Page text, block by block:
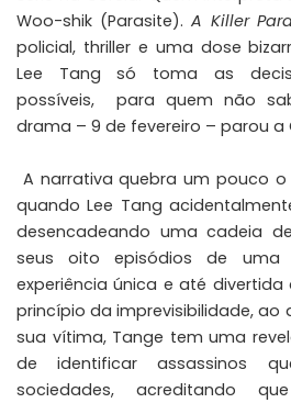
Woo-shik (Parasite).A Killer
policial, thriller e uma dose
Lee Tang só toma as
possíveis, para quem não
drama – 9 de fevereiro – parou a
A narrativa quebra um pouco
quando Lee Tang
desencadeando uma cadeia
seus oito episódios de uma
experiência única e até divertida
princípio da imprevisibilidade, ao
sua vítima, Tange tem uma
de identificar assassinos
sociedades, acreditando